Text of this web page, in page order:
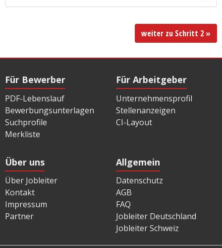
weiter zu Schritt 2 »
Für Bewerber
PDF-Lebenslauf
Bewerbungsunterlagen
Suchprofile
Merkliste
Für Arbeitgeber
Unternehmensprofil
Stellenanzeigen
CI-Layout
Über uns
Über Jobleiter
Kontakt
Impressum
Partner
Allgemein
Datenschutz
AGB
FAQ
Jobleiter Deutschland
Jobleiter Schweiz